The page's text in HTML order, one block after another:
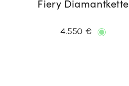
Fiery Diamantkette
4.550 €